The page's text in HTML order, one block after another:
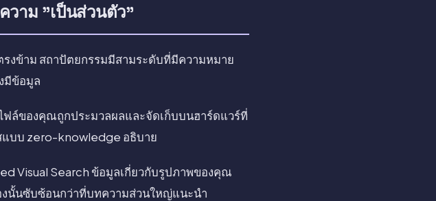
วาม "เป็นส่วนตัว"
งข้าม สถาปัตยกรรมมีสามระดับที่มีความหมาย
มีข้อมูล
ฟล์ของคุณถูกประมวลผลและจัดเก็บบนฮาร์ดแวร์ที่
แบบ zero-knowledge อธิบาย
Visual Search ข้อมูลเกี่ยวกับรูปภาพของคุณ
นั้นซับซ้อนกว่าที่บทความส่วนใหญ่แนะนำ